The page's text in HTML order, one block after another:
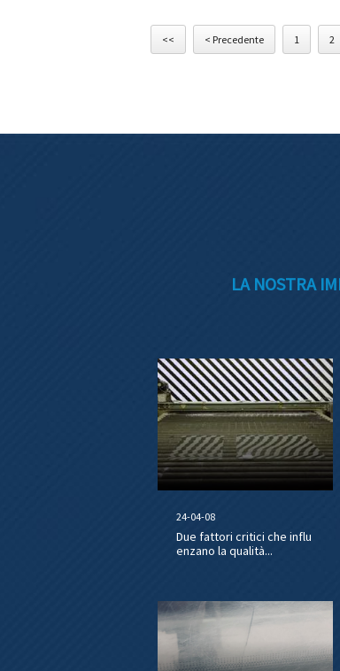
<< < Precedente 1 2
LA NOSTRA
24-04-08
Due fattori critici che influ
enzano la qualità...